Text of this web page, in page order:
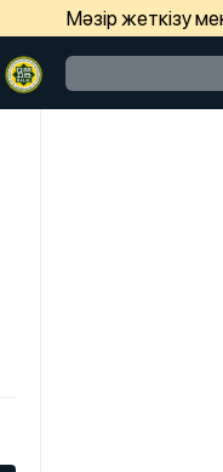
Мәзір жеткізу